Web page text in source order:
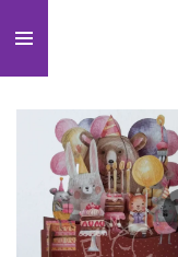
direct
naar
de
hoofdinhoud